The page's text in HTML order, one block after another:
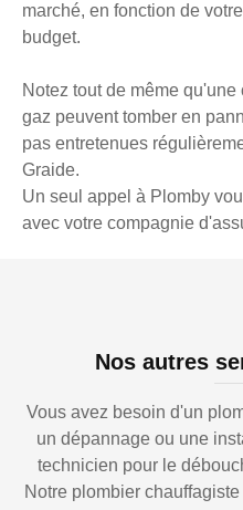
marché, en fonction de
budget.
Notez tout de même
gaz peuvent tomber en
pas entretenues
Graide.
Un seul appel à Plomby
avec votre compagnie
Nos autres
Vous avez besoin d'un
un dépannage ou une
technicien pour le
Notre plombier